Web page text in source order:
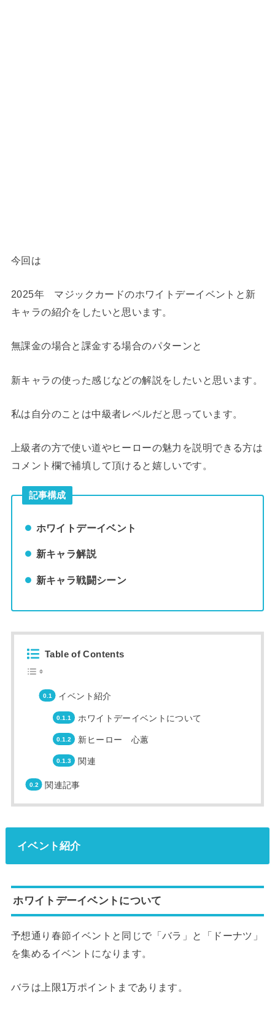
今回は
2025年 マジックカードのホワイトデーイベントと新
キャラの紹介をしたいと思います。
無課金の場合と課金する場合のパターンと
新キャラの使った感じなどの解説をしたいと思います。
私は自分のことは中級者レベルだと思っています。
上級者の方で使い道やヒーローの魅力を説明できる方は
コメント欄で補填して頂けると嬉しいです。
記事構成
ホワイトデーイベント
新キャラ解説
新キャラ戦闘シーン
Table of Contents
イベント紹介
ホワイトデーイベントについて
新ヒーロー 心蕙
関連
関連記事
イベント紹介
ホワイトデーイベントについて
予想通り春節イベントと同じで「バラ」と「ドーナツ」
を集めるイベントになります。
バラは上限1万ポイントまであります。